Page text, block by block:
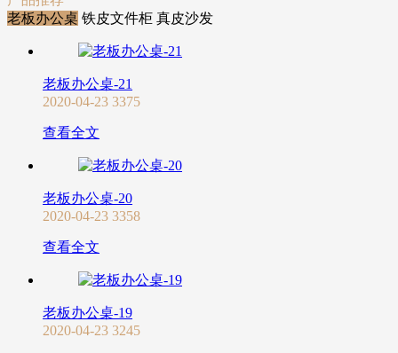
老板办公桌 铁皮文件柜 真皮沙发
老板办公桌-21
2020-04-23 3375
查看全文
老板办公桌-20
2020-04-23 3358
查看全文
老板办公桌-19
2020-04-23 3245